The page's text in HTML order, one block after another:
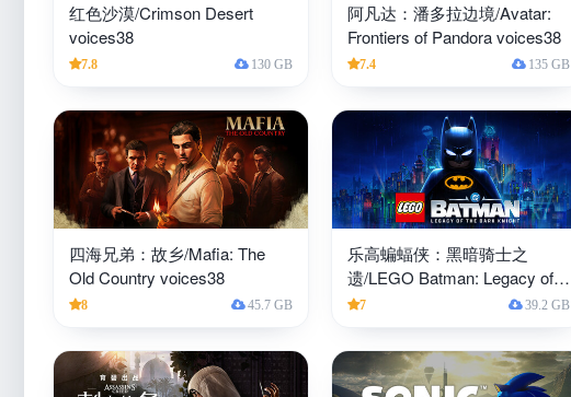
红色沙漠/Crimson Desert
voices38
7.8 130 GB
阿凡达：潘多拉边境/Avatar:
Frontiers of Pandora voices38
7.4 135 GB
四海兄弟：故乡/Mafia: The
Old Country voices38
8 45.7 GB
乐高蝙蝠侠：黑暗骑士之
遗/LEGO Batman: Legacy of
the Dark Knight voices38
7 39.2 GB